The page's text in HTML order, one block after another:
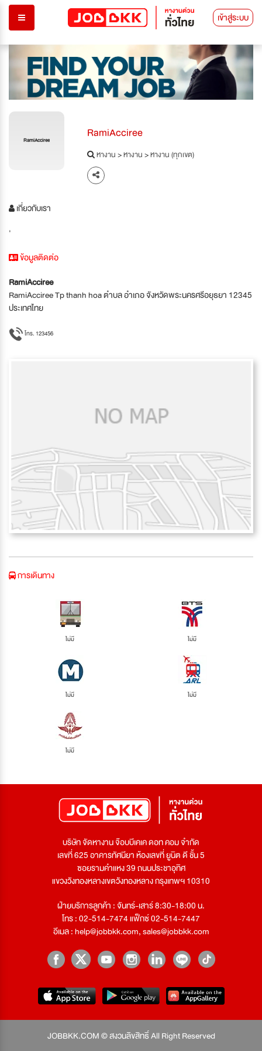
เข้าสู่ระบบ
RamiAcciree RamiAcciree
หางาน>หางาน>หางาน (ทุกเขต)
เกี่ยวกับเรา
'
ข้อมูลติดต่อ
RamiAcciree
RamiAcciree Tp thanh hoa ตำบล อำเภอ จังหวัดพระนครศรีอยุธยา 12345
ประเทศไทย
โทร. 123456
การเดินทาง
ไม่มี ไม่มี
ไม่มี ไม่มี
ไม่มี
บริษัท จัดหางาน จ๊อบบีเคเค ดอท คอม จำกัด
เลขที่ 625 อาคารทัศนียา ห้องเลขที่ ยูนิต ดี ชั้น 5
ซอยรามคำแหง 39 ถนนประชาอุทิศ
แขวงวังทองหลางเขตวังทองหลาง กรุงเทพฯ 10310
ฝ่ายบริการลูกค้า : จันทร์-เสาร์ 8:30-18:00 น.
โทร : 02-514-7474 แฟ็กซ์ 02-514-7447
อีเมล :help@jobbkk.com,sales@jobbkk.com
JOBBKK.COM © สงวนลิขสิทธิ์ All Right Reserved